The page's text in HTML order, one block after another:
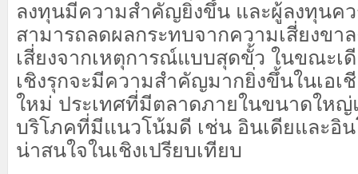
ลงทุนมีความสำคัญยิ่งขึ้น และผู้ลงทุนค
สามารถลดผลกระทบจากความเสี่ยงขา
เสี่ยงจากเหตุการณ์แบบสุดขั้ว ในขณะเ
เชิงรุกจะมีความสำคัญมากยิ่งขึ้นในเอเ
ใหม่ ประเทศที่มีตลาดภายในขนาดใหญ่
บริโภคที่มีแนวโน้มดี เช่น อินเดียและอิ
น่าสนใจในเชิงเปรียบเทียบ